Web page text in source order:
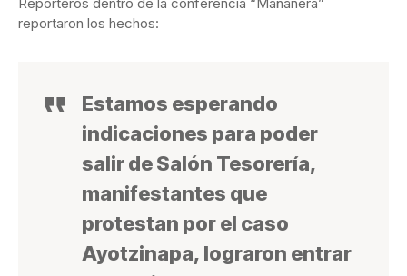
reportaron los hechos:
Estamos esperando
indicaciones para poder
salir de Salón Tesorería,
manifestantes que
protestan por el caso
Ayotzinapa, lograron entrar